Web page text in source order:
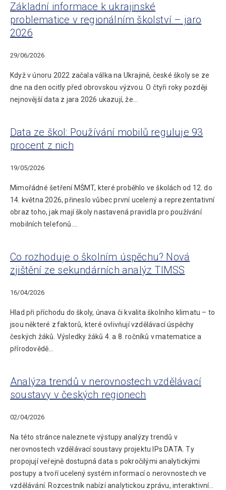
Základní informace k ukrajinské
problematice v regionálním školství – jaro
2026
29/06/2026
Když v únoru 2022 začala válka na Ukrajině, české školy se ze
dne na den ocitly před obrovskou výzvou. O čtyři roky později
nejnovější data z jara 2026 ukazují, že…
Data ze škol: Používání mobilů reguluje 93
procent z nich
19/05/2026
Mimořádné šetření MŠMT, které proběhlo ve školách od 12. do
14. května 2026, přineslo vůbec první ucelený a reprezentativní
obraz toho, jak mají školy nastavená pravidla pro používání
mobilních telefonů.…
Co rozhoduje o školním úspěchu? Nová
zjištění ze sekundárních analýz TIMSS
16/04/2026
Hlad při příchodu do školy, únava či kvalita školního klimatu – to
jsou některé z faktorů, které ovlivňují vzdělávací úspěchy
českých žáků. Výsledky žáků 4. a 8. ročníků v matematice a
přírodovědě…
Analýza trendů v nerovnostech vzdělávací
soustavy v českých regionech
02/04/2026
Na této stránce naleznete výstupy analýzy trendů v
nerovnostech vzdělávací soustavy projektu IPs DATA. Ty
propojují veřejně dostupná data s pokročilými analytickými
postupy a tvoří ucelený systém informací o nerovnostech ve
vzdělávání. Rozcestník nabízí analytickou zprávu, interaktivní…